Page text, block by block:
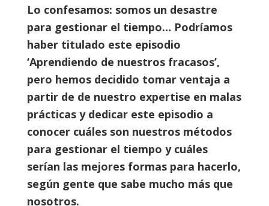
Lo confesamos: somos un desastre
para gestionar el tiempo… Podríamos
haber titulado este episodio
‘Aprendiendo de nuestros fracasos’,
pero hemos decidido tomar ventaja a
partir de de nuestro expertise en malas
prácticas y dedicar este episodio a
conocer cuáles son nuestros métodos
para gestionar el tiempo y cuáles
serían las mejores formas para hacerlo,
según gente que sabe mucho más que
nosotros.